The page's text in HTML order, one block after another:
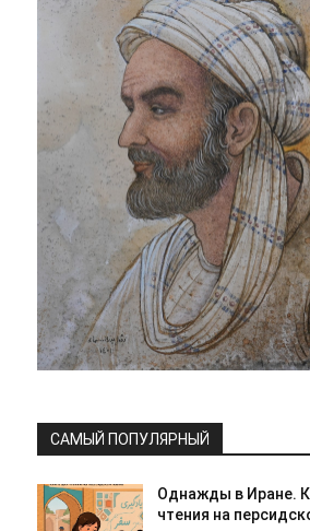
САМЫЙ ПОПУЛЯРНЫЙ
Однажды в Иране.
чтения на